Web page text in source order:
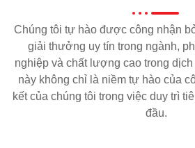
Chúng tôi tự hào được công nhận
giải thưởng uy tín trong ngành,
nghiệp và chất lượng cao trong
này không chỉ là niềm tự hào của
kết của chúng tôi trong việc duy trì
đầu.